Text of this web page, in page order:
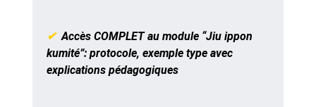
✔Accès COMPLET au module “Jiu ippon
kumité”: protocole, exemple type avec
explications pédagogiques